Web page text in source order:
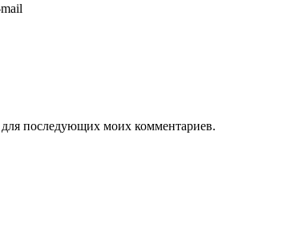
для последующих моих комментариев.